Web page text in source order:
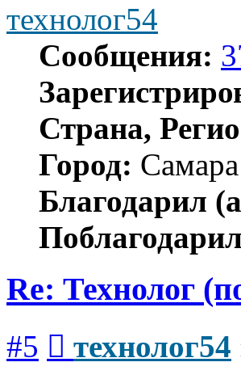
технолог54
Сообщения:
Страна,
Город: Самара
Благодарил
Re: Технолог
#5 технолог54